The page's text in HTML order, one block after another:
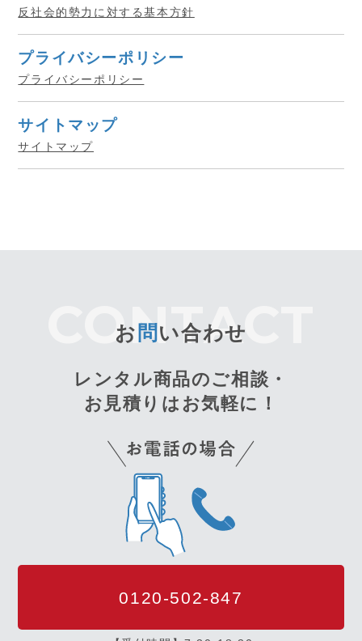
反社会的勢力に対する基本方針
プライバシーポリシー
プライバシーポリシー
サイトマップ
サイトマップ
お 問 い合わせ
レンタル商品のご相談・
お見積りはお気軽に！
0120-502-847